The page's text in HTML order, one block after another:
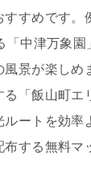
すすめです。
「中津万象園
風景が楽しめ
「飯山町エ
ートを効率
する無料マ